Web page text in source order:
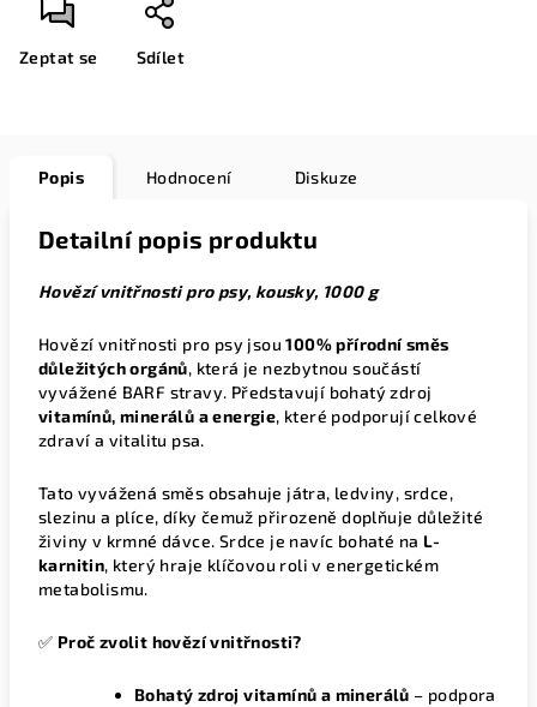
Zeptat se Sdílet
Popis Hodnocení Diskuze
Detailní popis produktu
Hovězí vnitřnosti pro psy, kousky, 1000 g
Hovězí vnitřnosti pro psy jsou100% přírodní směs
důležitých orgánů, která je nezbytnou součástí
vyvážené BARF stravy. Představují bohatý zdroj
vitamínů, minerálů a energie, které podporují celkové
zdraví a vitalitu psa.
Tato vyvážená směs obsahuje játra, ledviny, srdce,
slezinu a plíce, díky čemuž přirozeně doplňuje důležité
živiny v krmné dávce. Srdce je navíc bohaté na L-
karnitin, který hraje klíčovou roli v energetickém
metabolismu.
✅ Proč zvolit hovězí vnitřnosti?
Bohatý zdroj vitamínů a minerálů – podpora